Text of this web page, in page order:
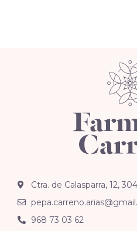
Ctra. de Calasparra, 12,
968 73 03 62